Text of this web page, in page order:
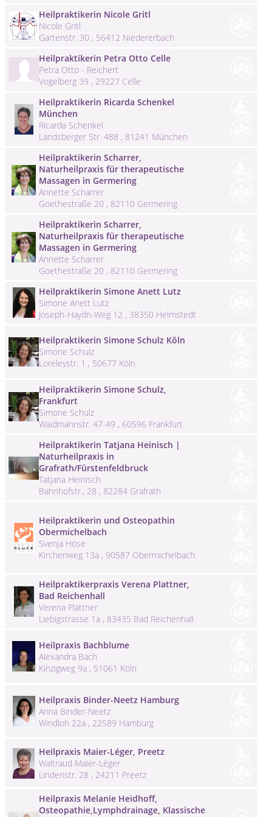
Heilpraktikerin Nicole Gritl
Nicole Gritl
Gartenstr. 30 , 56412 Niedererbach
Heilpraktikerin Petra Otto Celle
Petra Otto - Reichert
Vogelberg 39 , 29227 Celle
Heilpraktikerin Ricarda Schenkel
München
Ricarda Schenkel
Landsberger Str. 488 , 81241 München
Heilpraktikerin Scharrer,
Naturheilpraxis für therapeutische
Massagen in Germering
Annette Scharrer
Goethestraße 20 , 82110 Germering
Heilpraktikerin Scharrer,
Naturheilpraxis für therapeutische
Massagen in Germering
Annette Scharrer
Goethestraße 20 , 82110 Germering
Heilpraktikerin Simone Anett Lutz
Simone Anett Lutz
Joseph-Haydn-Weg 12 , 38350 Helmstedt
Heilpraktikerin Simone Schulz Köln
Simone Schulz
Loreleystr. 1 , 50677 Köln
Heilpraktikerin Simone Schulz,
Frankfurt
Simone Schulz
Waidmannstr. 47-49 , 60596 Frankfurt
Heilpraktikerin Tatjana Heinisch |
Naturheilpraxis in
Grafrath/Fürstenfeldbruck
Tatjana Heinisch
Bahnhofstr., 28 , 82284 Grafrath
Heilpraktikerin und Osteopathin
Obermichelbach
Svenja Höse
Kirchenweg 13a , 90587 Obermichelbach
Heilpraktikerpraxis Verena Plattner,
Bad Reichenhall
Verena Plattner
Liebigstrasse 1a , 83435 Bad Reichenhall
Heilpraxis Bachblume
Alexandra Bach
Kinzigweg 9a , 51061 Köln
Heilpraxis Binder-Neetz Hamburg
Anna Binder-Neetz
Windloh 22a , 22589 Hamburg
Heilpraxis Maier-Léger, Preetz
Waltraud Maier-Léger
Lindenstr. 28 , 24211 Preetz
Heilpraxis Melanie Heidhoff,
Osteopathie,Lymphdrainage, Klassische